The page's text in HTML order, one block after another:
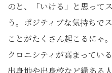
のと、「いける」と思って
う。ポジティブな気持ちで
ことがたくさん起こるにゃ
クロニシティが高まってい